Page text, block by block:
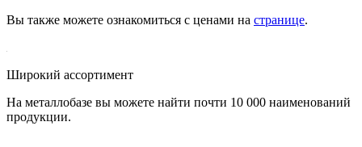
Вы также можете ознакомиться с ценами на странице.
Широкий ассортимент
На металлобазе вы можете найти почти 10 000 наименований
продукции.